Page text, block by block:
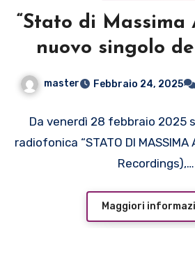
“Stato di Massima
nuovo singolo
master Febbraio 24, 2025
Da venerdì 28 febbraio 2025
radiofonica “STATO DI MASSIMA
Recordings),…
Maggiori